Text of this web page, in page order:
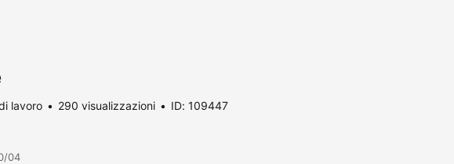
lavoro 290 visualizzazioni ID: 109447
04